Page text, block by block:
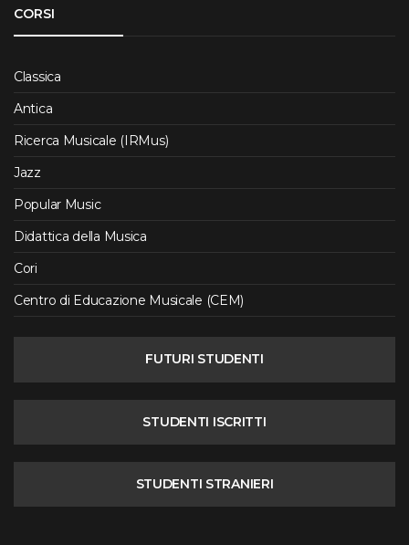
CORSI
Classica
Antica
Ricerca Musicale (IRMus)
Jazz
Popular Music
Didattica della Musica
Cori
Centro di Educazione Musicale (CEM)
FUTURI STUDENTI
STUDENTI ISCRITTI
STUDENTI STRANIERI